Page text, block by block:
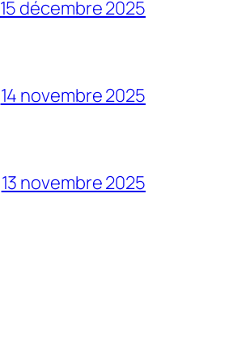
15 décembre 2025
14 novembre 2025
13 novembre 2025